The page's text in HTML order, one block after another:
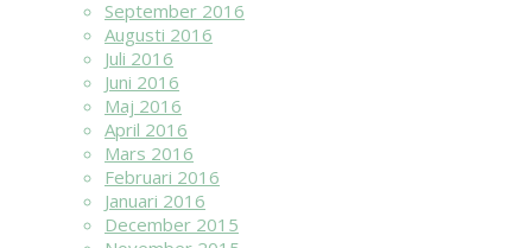
September 2016
Augusti 2016
Juli 2016
Juni 2016
Maj 2016
April 2016
Mars 2016
Februari 2016
Januari 2016
December 2015